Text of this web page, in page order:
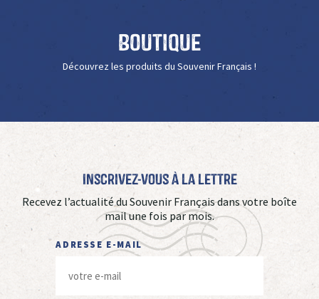
Boutique
Découvrez les produits du Souvenir Français !
Inscrivez-vous à La Lettre
Recevez l’actualité du Souvenir Français dans votre boîte
mail une fois par mois.
ADRESSE E-MAIL